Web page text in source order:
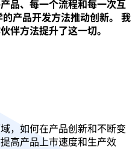
品、每一个流程和每一次互
产品开发方法推动创新。 我
伴方法提升了这一切。
，如何在产品创新和不断变
高产品上市速度和生产效